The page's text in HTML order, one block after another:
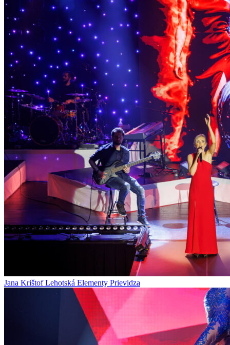
Jana Krištof Lehotská Elementy Prievidza